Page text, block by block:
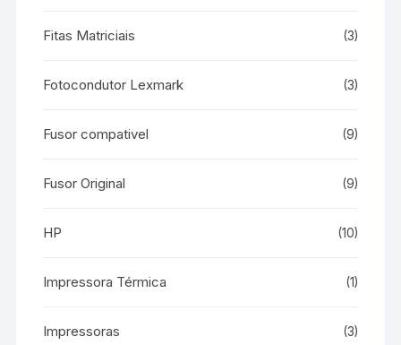
Fitas Matriciais (3)
Fotocondutor Lexmark (3)
Fusor compativel (9)
Fusor Original (9)
HP (10)
Impressora Térmica (1)
Impressoras (3)